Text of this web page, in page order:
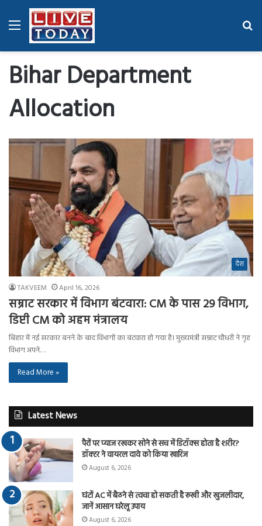
Menu
Bihar Department
Allocation
देश
TAKVEEM April 16, 2026
सम्राट सरकार में विभाग बंटवारा: CM के पास 29 विभाग,
डिप्टी CM को अहम मंत्रालय
बिहार में नई सरकार बनने के बाद विभागों का बंटवारा हो गया है। मुख्यमंत्री सम्राट चौधरी ने गृह
विभाग अपने…
Read More »
Latest News
पैरों पर प्याज रखकर सोने से सच में डिटॉक्स होता है शरीर?
डॉक्टर ने वायरल दावे को किया खारिज
August 6, 2026
घंटों AC में बैठने से त्वचा हो सकती है रूखी और खुजलीदार,
जानें आसान घरेलू उपाय
August 6, 2026